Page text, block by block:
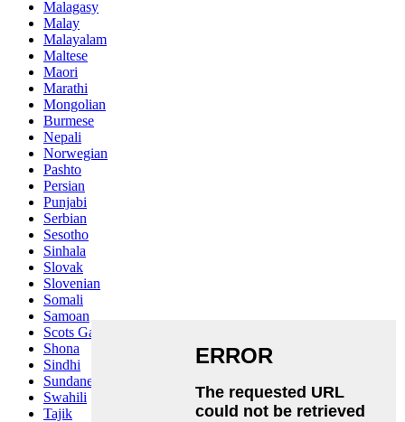
Malagasy
Malay
Malayalam
Maltese
Maori
Marathi
Mongolian
Burmese
Nepali
Norwegian
Pashto
Persian
Punjabi
Serbian
Sesotho
Sinhala
Slovak
Slovenian
Somali
Samoan
Scots Gaelic
Shona
Sindhi
Sundanese
Swahili
Tajik